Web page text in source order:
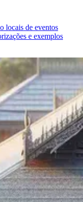
locais de eventos
e exemplos